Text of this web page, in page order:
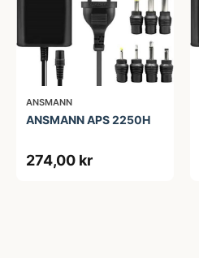
ANSMANN
ANSMANN APS 2250H
274,00 kr